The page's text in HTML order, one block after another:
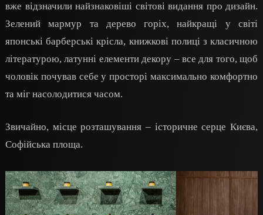
вже відзначили найзнаковіші світові видання про дизайн.
Зелений мармур та дерево горіх, найкращі у світі
японські барберські крісла, книжкові полиці з класичною
літературою, латунні елементи декору – все для того, щоб
чоловік почував себе у просторі максимально комфортно
та міг насолодитися часом.
Звичайно, місце розташування – історичне серце Києва,
Софійська площа.